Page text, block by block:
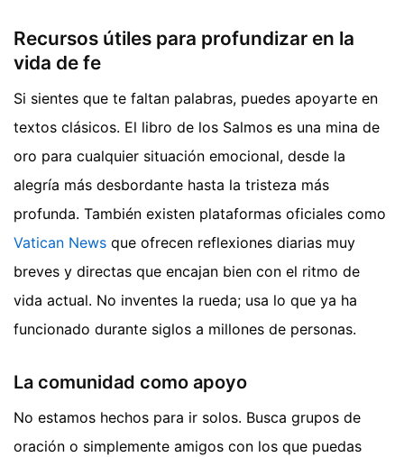
Recursos útiles para profundizar en la
vida de fe
Si sientes que te faltan palabras, puedes apoyarte en
textos clásicos. El libro de los Salmos es una mina de
oro para cualquier situación emocional, desde la
alegría más desbordante hasta la tristeza más
profunda. También existen plataformas oficiales como
Vatican News que ofrecen reflexiones diarias muy
breves y directas que encajan bien con el ritmo de
vida actual. No inventes la rueda; usa lo que ya ha
funcionado durante siglos a millones de personas.
La comunidad como apoyo
No estamos hechos para ir solos. Busca grupos de
oración o simplemente amigos con los que puedas